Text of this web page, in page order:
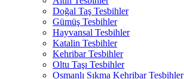
Doğal Taş Tesbihler
Gümüş Tesbihler
Hayvansal Tesbihler
Katalin Tesbihler
Kehribar Tesbihler
Oltu Taşı Tesbihler
Osmanlı Sıkma Kehribar Tesbihler